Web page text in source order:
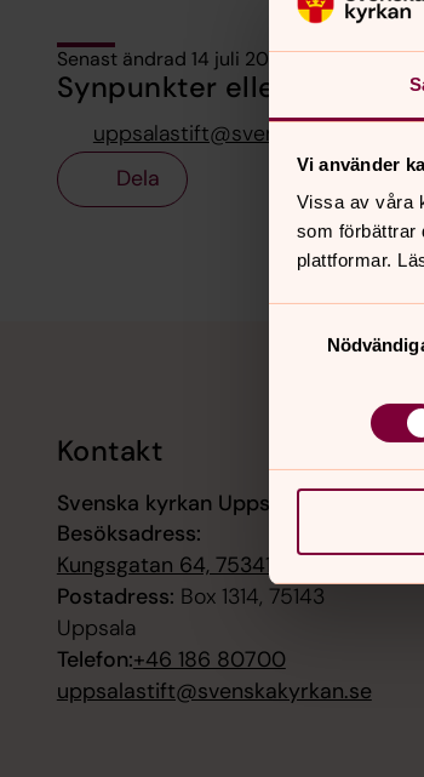
Vi använder
Vissa av våra
som förbättrar
plattformar.
Senast ändrad 14 juli 2026
Synpunkter eller frågor på
uppsalastift@svenskakyrkan.se
Dela
Kontakt
Svenska kyrkan Uppsala stift
Besöksadress:
Kungsgatan 64, 75341 Uppsala
Postadress: Box 1314, 75143
Uppsala
Telefon:+46 186 80700
uppsalastift@svenskakyrkan.se